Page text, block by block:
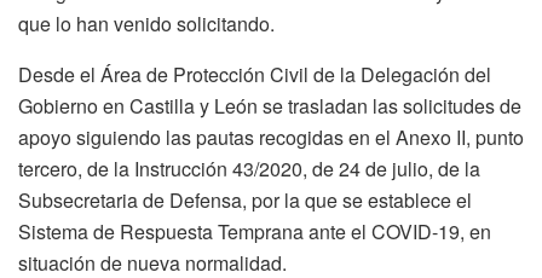
que lo han venido solicitando.
Desde el Área de Protección Civil de la Delegación del
Gobierno en Castilla y León se trasladan las solicitudes de
apoyo siguiendo las pautas recogidas en el Anexo II, punto
tercero, de la Instrucción 43/2020, de 24 de julio, de la
Subsecretaria de Defensa, por la que se establece el
Sistema de Respuesta Temprana ante el COVID-19, en
situación de nueva normalidad.